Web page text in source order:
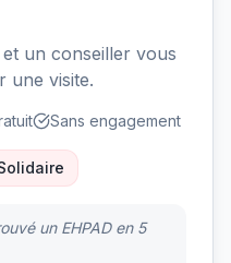
un conseiller vous
une visite.
Sans engagement
un EHPAD en 5